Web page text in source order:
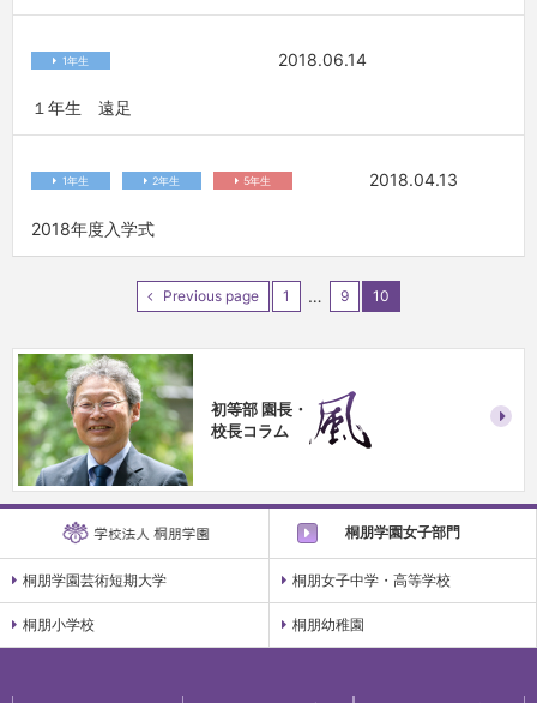
１年生 遠足
1年生 2018.06.14
2018年度入学式
1年生 2年生 5年生 2018.04.13
Previous page 1 … 9 10
初等部 園長・
校長コラム
桐朋学園女子部門
桐朋学園芸術短期大学 桐朋女子中学・高等学校
桐朋小学校 桐朋幼稚園